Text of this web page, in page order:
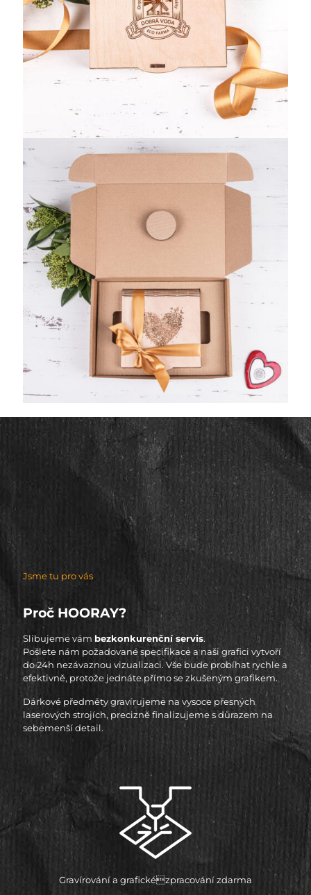
Jsme tu pro vás
Proč HOORAY?
Slibujeme vám bezkonkurenční servis.
Pošlete nám požadované specifikace a naši grafici vytvoří
do 24h nezávaznou vizualizaci. Vše bude probíhat rychle a
efektivně, protože jednáte přímo se zkušeným grafikem.
Dárkové předměty gravírujeme na vysoce přesných
laserových strojích, precizně finalizujeme s důrazem na
sebemenší detail.
Gravírování a grafickézpracování zdarma